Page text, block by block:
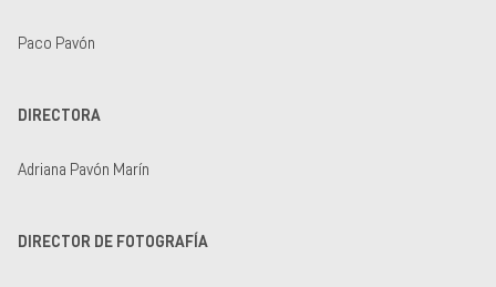
Paco Pavón
DIRECTORA
Adriana Pavón Marín
DIRECTOR DE FOTOGRAFÍA